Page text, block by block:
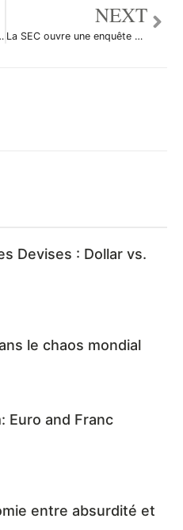
pour Iphone
NEXT
La SEC ouvre une enquête sur Goldman Sachs
Devises : Dollar vs.
le chaos mondial
Euro and Franc
entre absurdité et